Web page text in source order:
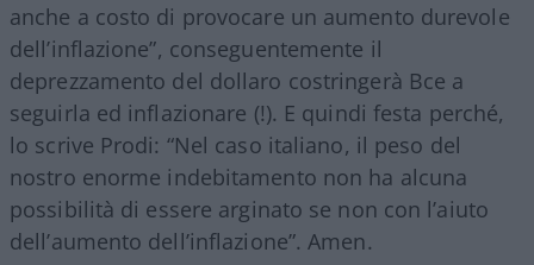
anche a costo di provocare un aumento durevole
dell’inflazione”, conseguentemente il
deprezzamento del dollaro costringerà Bce a
seguirla ed inflazionare (!). E quindi festa perché,
lo scrive Prodi: “Nel caso italiano, il peso del
nostro enorme indebitamento non ha alcuna
possibilità di essere arginato se non con l’aiuto
dell’aumento dell’inflazione”. Amen.